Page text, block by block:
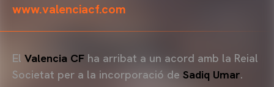
www.valenciacf.com
El Valencia CF ha arribat a un acord amb la Reial
Societat per a la incorporació de Sadiq Umar.